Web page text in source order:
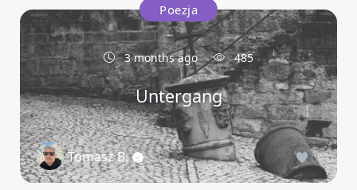
Poezja
3 months ago 485
Untergang
Tomasz B. 0